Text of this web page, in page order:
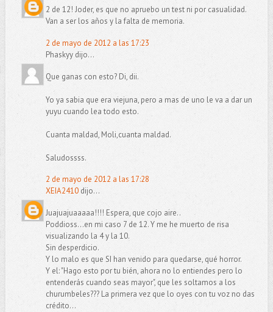
2 de 12! Joder, es que no apruebo un test ni por casualidad.
Van a ser los años y la falta de memoria.
2 de mayo de 2012 a las 17:23
Phaskyy dijo...
Que ganas con esto? Di, dii.
Yo ya sabia que era viejuna, pero a mas de uno le va a dar un
yuyu cuando lea todo esto.
Cuanta maldad, Moli,cuanta maldad.
Saludossss.
2 de mayo de 2012 a las 17:28
XEIA2410dijo...
Juajuajuaaaaa!!!! Espera, que cojo aire..
Poddioss...en mi caso 7 de 12. Y me he muerto de risa
visualizando la 4 y la 10.
Sin desperdicio.
Y lo malo es que SI han venido para quedarse, qué horror.
Y el: "Hago esto por tu bién, ahora no lo entiendes pero lo
entenderás cuando seas mayor", que les soltamos a los
churumbeles??? La primera vez que lo oyes con tu voz no das
crédito...